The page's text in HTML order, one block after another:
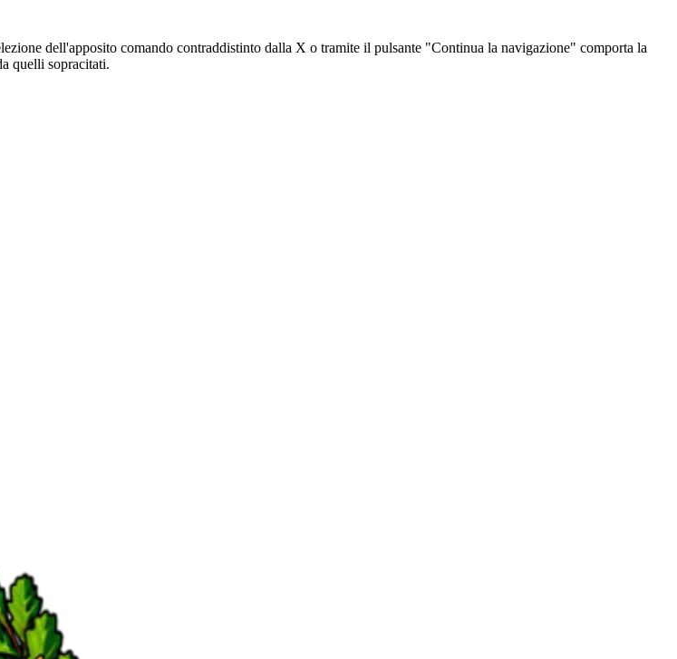
dell'apposito comando contraddistinto dalla X o tramite il pulsante "Continua la navigazione" comporta la
quelli sopracitati.